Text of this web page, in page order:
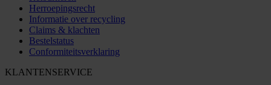
Herroepingsrecht
Informatie over recycling
Claims & klachten
Bestelstatus
Conformiteitsverklaring
KLANTENSERVICE